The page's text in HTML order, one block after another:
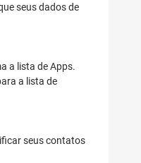
seus dados de
a lista de Apps.
a lista de
seus contatos